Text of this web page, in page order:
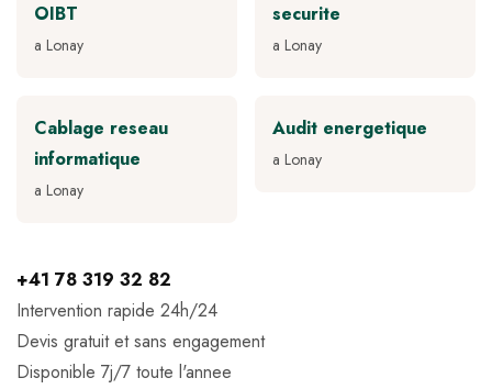
OIBT
a Lonay
securite
a Lonay
Cablage reseau
informatique
a Lonay
Audit energetique
a Lonay
+41 78 319 32 82
Intervention rapide 24h/24
Devis gratuit et sans engagement
Disponible 7j/7 toute l'annee